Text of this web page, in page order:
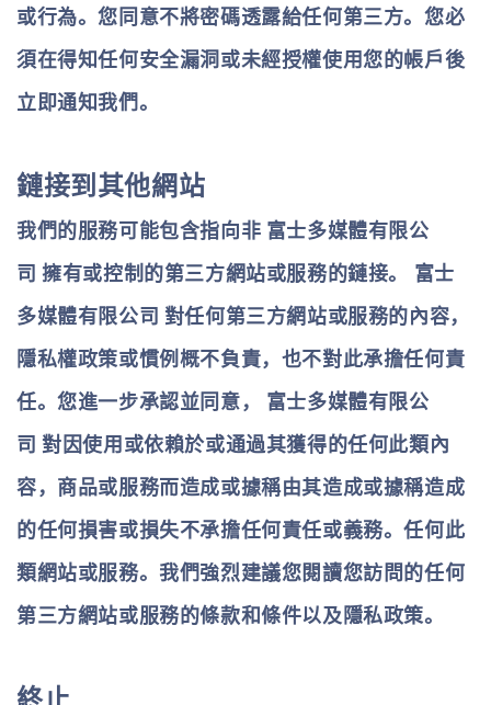
或行為。您同意不將密碼透露給任何第三方。您必
須在得知任何安全漏洞或未經授權使用您的帳戶後
立即通知我們。
鏈接到其他網站
我們的服務可能包含指向非 富士多媒體有限公
司擁有或控制的第三方網站或服務的鏈接。 富士
多媒體有限公司 對任何第三方網站或服務的內容，
隱私權政策或慣例概不負責，也不對此承擔任何責
任。您進一步承認並同意， 富士多媒體有限公
司 對因使用或依賴於或通過其獲得的任何此類內
容，商品或服務而造成或據稱由其造成或據稱造成
的任何損害或損失不承擔任何責任或義務。任何此
類網站或服務。我們強烈建議您閱讀您訪問的任何
第三方網站或服務的條款和條件以及隱私政策。
終止